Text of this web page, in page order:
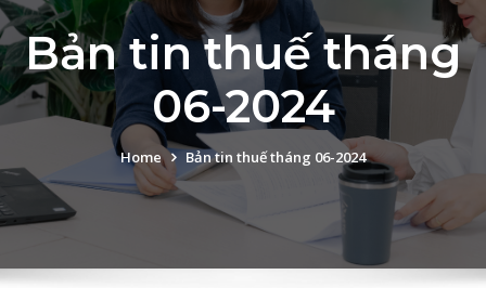
Bản tin thuế tháng
06-2024
Home Bản tin thuế tháng 06-2024